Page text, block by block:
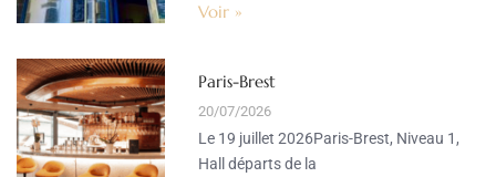
Voir »
Paris-Brest
20/07/2026
Le 19 juillet 2026Paris-Brest, Niveau 1,
Hall départs de la